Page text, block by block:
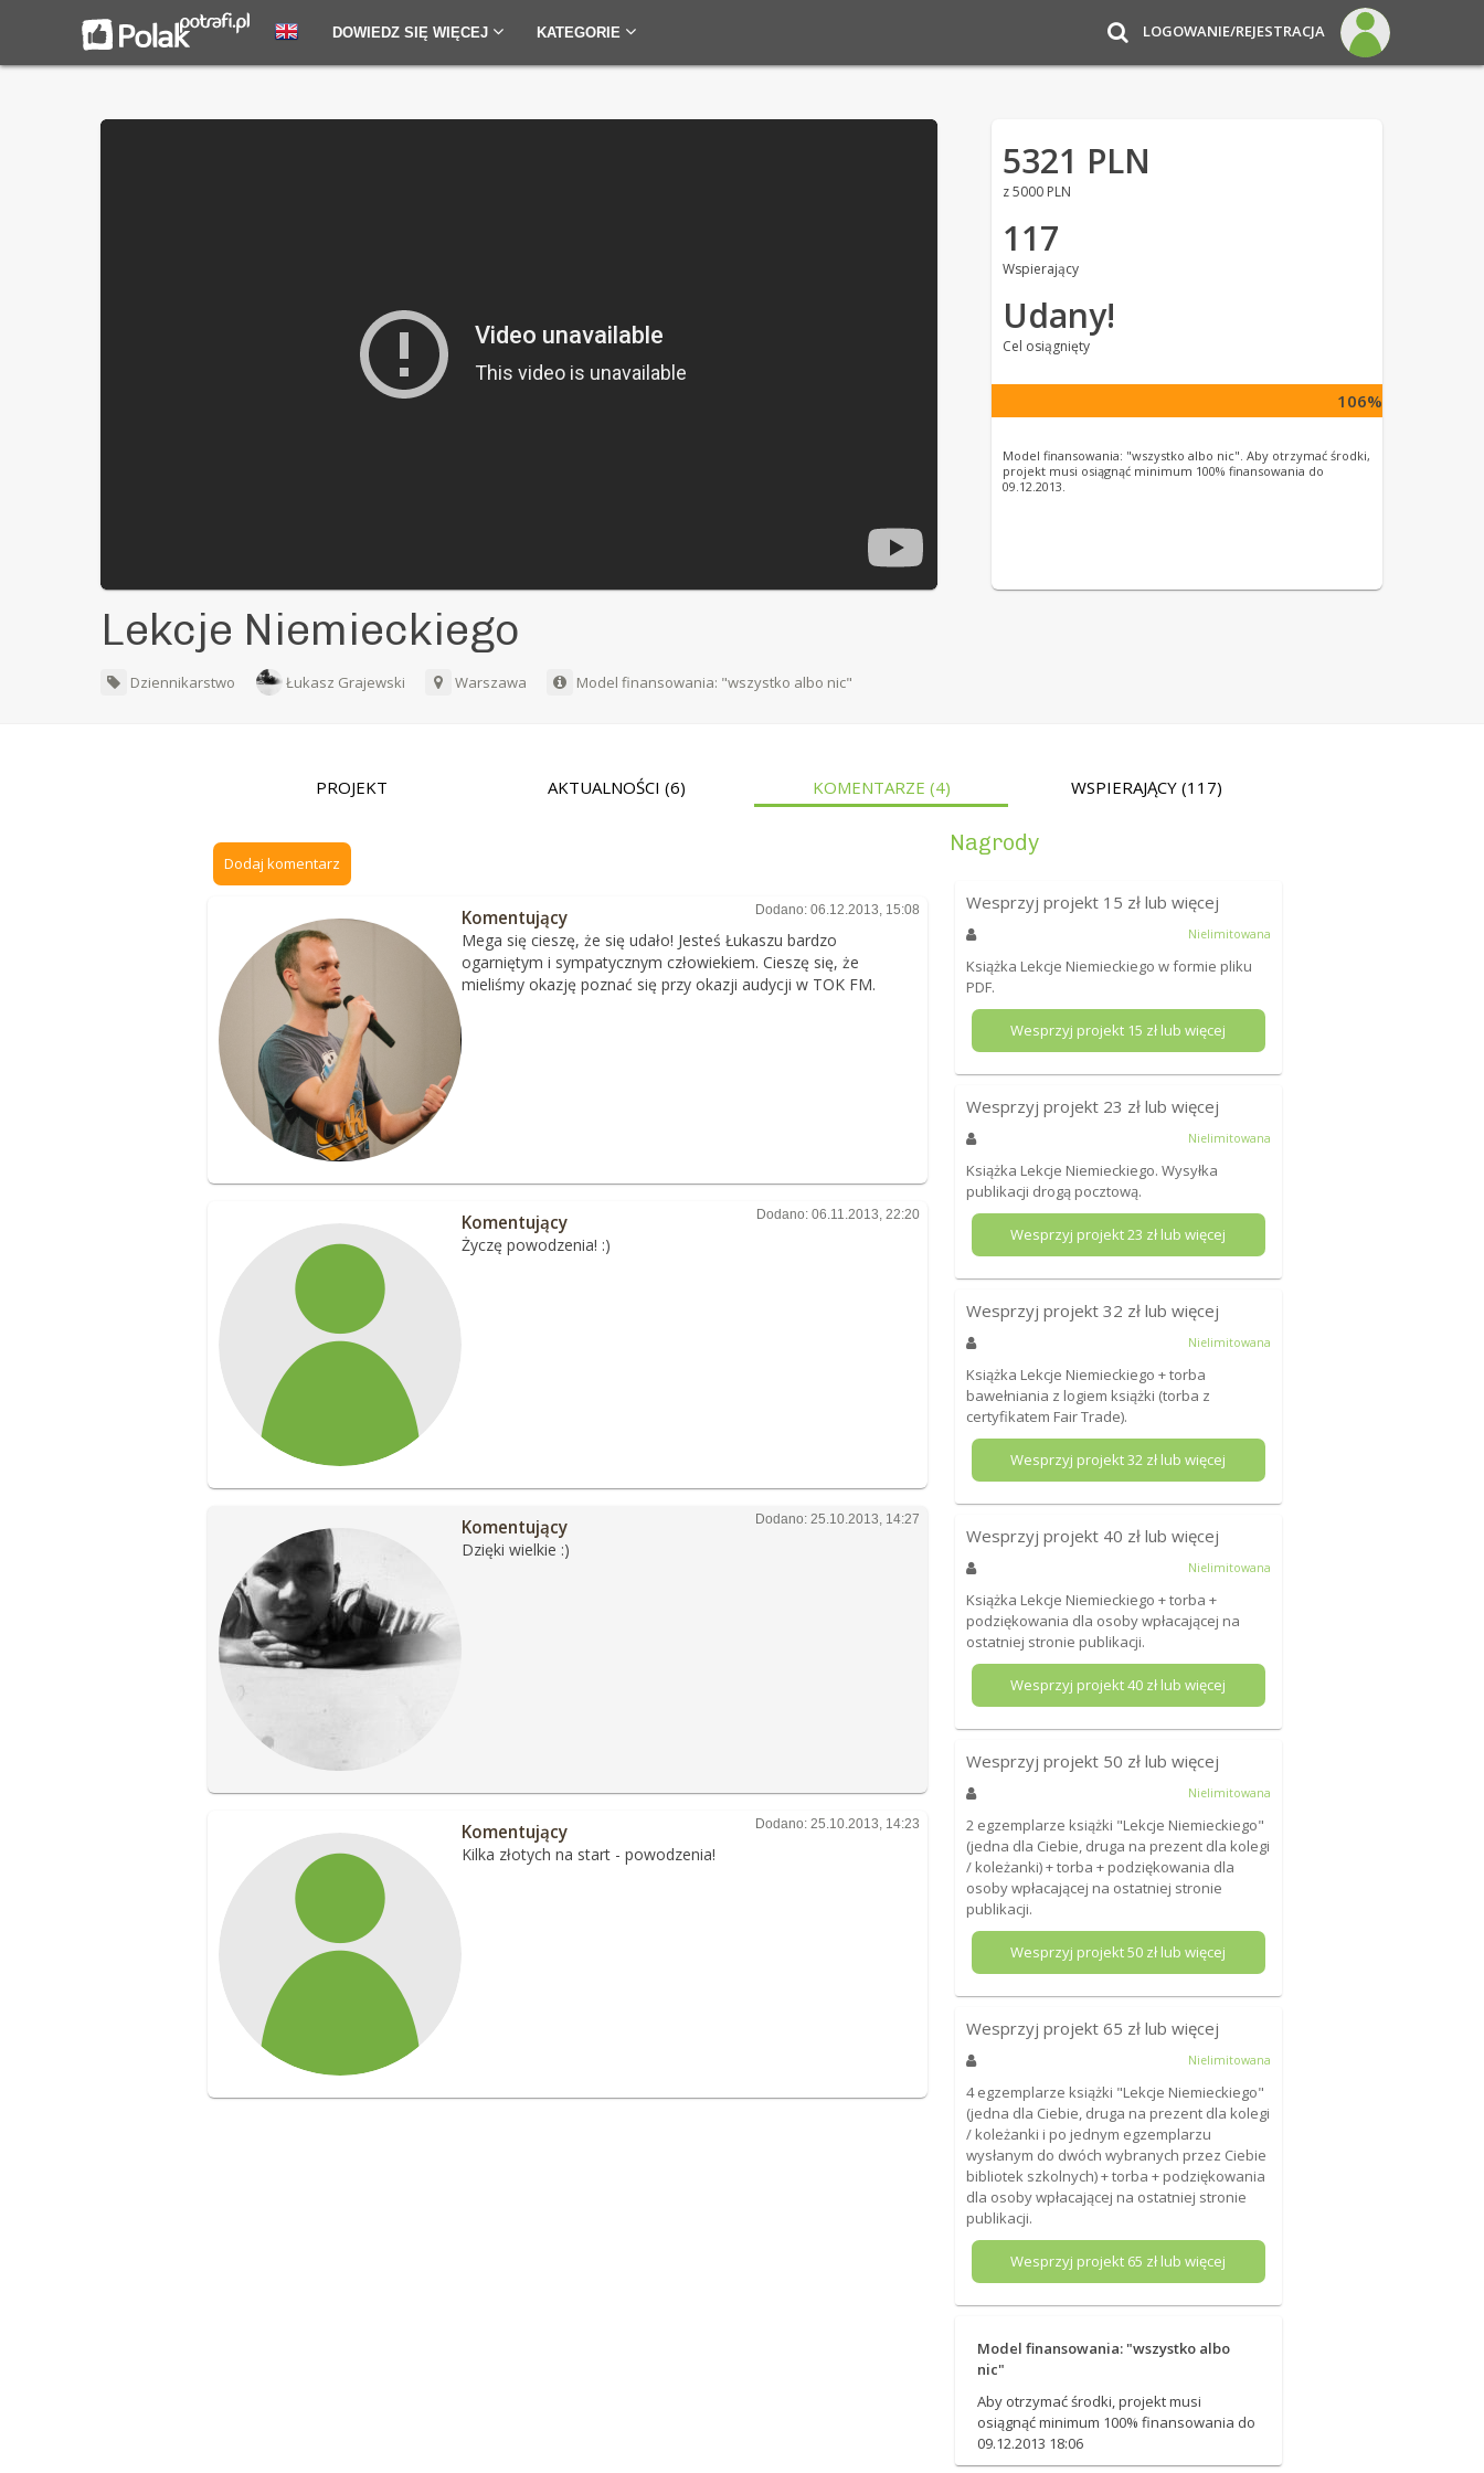
DOWIEDZ SIĘ WIĘCEJ KATEGORIE LOGOWANIE/REJESTRACJA
5321 PLN
z 5000 PLN
117
Wspierający
Udany!
Cel osiągnięty
106%
Model finansowania: "wszystko albo nic". Aby otrzymać środki,
projekt musi osiągnąć minimum 100% finansowania do
09.12.2013.
Lekcje Niemieckiego
Dziennikarstwo Łukasz Grajewski Warszawa Model finansowania: "wszystko albo nic"
PROJEKT AKTUALNOŚCI (6) KOMENTARZE (4) WSPIERAJĄCY (117)
Dodaj komentarz
Dodano: 06.12.2013, 15:08
Komentujący
Mega się cieszę, że się udało! Jesteś Łukaszu bardzo
ogarniętym i sympatycznym człowiekiem. Cieszę się, że
mieliśmy okazję poznać się przy okazji audycji w TOK FM.
Dodano: 06.11.2013, 22:20
Komentujący
Życzę powodzenia! :)
Dodano: 25.10.2013, 14:27
Komentujący
Dzięki wielkie :)
Dodano: 25.10.2013, 14:23
Komentujący
Kilka złotych na start - powodzenia!
Nagrody
Wesprzyj projekt 15 zł lub więcej
Nielimitowana
Książka Lekcje Niemieckiego w formie pliku
PDF.
Wesprzyj projekt 15 zł lub więcej
Wesprzyj projekt 23 zł lub więcej
Nielimitowana
Książka Lekcje Niemieckiego. Wysyłka
publikacji drogą pocztową.
Wesprzyj projekt23 zł lub więcej
Wesprzyj projekt32 zł lub więcej
Nielimitowana
Książka Lekcje Niemieckiego + torba
bawełniania z logiem książki (torba z
certyfikatem Fair Trade).
Wesprzyj projekt32 zł lub więcej
Wesprzyj projekt 40 zł lub więcej
Nielimitowana
Książka Lekcje Niemieckiego + torba +
podziękowania dla osoby wpłacającej na
ostatniej stronie publikacji.
Wesprzyj projekt40 zł lub więcej
Wesprzyj projekt 50 zł lub więcej
Nielimitowana
2 egzemplarze książki "Lekcje Niemieckiego"
(jedna dla Ciebie, druga na prezent dla kolegi
/ koleżanki) + torba + podziękowania dla
osoby wpłacającej na ostatniej stronie
publikacji.
Wesprzyj projekt50 zł lub więcej
Wesprzyj projekt65 zł lub więcej
Nielimitowana
4 egzemplarze książki "Lekcje Niemieckiego"
(jedna dla Ciebie, druga na prezent dla kolegi
/ koleżanki i po jednym egzemplarzu
wysłanym do dwóch wybranych przez Ciebie
bibliotek szkolnych) + torba + podziękowania
dla osoby wpłacającej na ostatniej stronie
publikacji.
Wesprzyj projekt 65 zł lub więcej
Model finansowania: "wszystko albo
nic"
Aby otrzymać środki, projekt musi
osiągnąć minimum 100% finansowania do
09.12.2013 18:06